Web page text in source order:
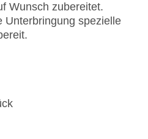
Wunsch zubereitet.
Unterbringung spezielle